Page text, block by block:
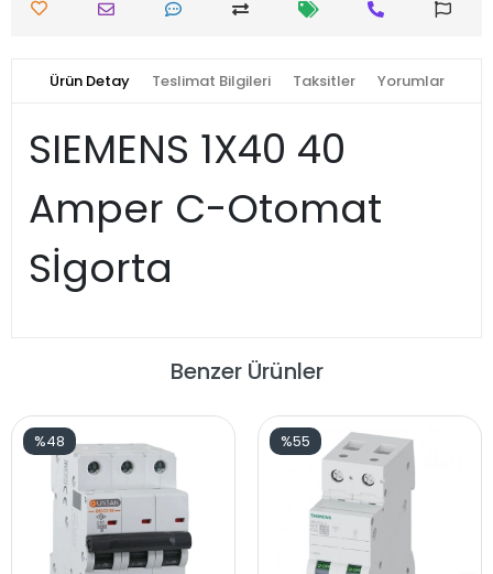
Ürün Detay Teslimat Bilgileri Taksitler Yorumlar
SIEMENS 1X40 40
Amper C-Otomat
Sİgorta
Benzer Ürünler
%48 %55